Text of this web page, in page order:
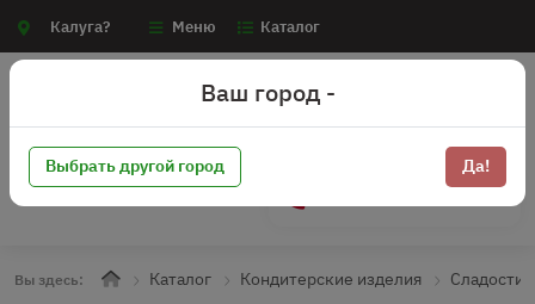
Калуга? Меню Каталог
Вы здесь: Каталог Кондитерские изделия Сладости
Ваш город -
Выбрать другой город Да!